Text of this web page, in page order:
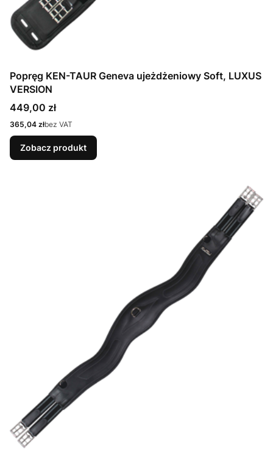
Popręg KEN-TAUR Geneva ujeżdżeniowy Soft, LUXUS
VERSION
Cena
449,00 zł
Cena
365,04 złbez VAT
Zobacz produkt